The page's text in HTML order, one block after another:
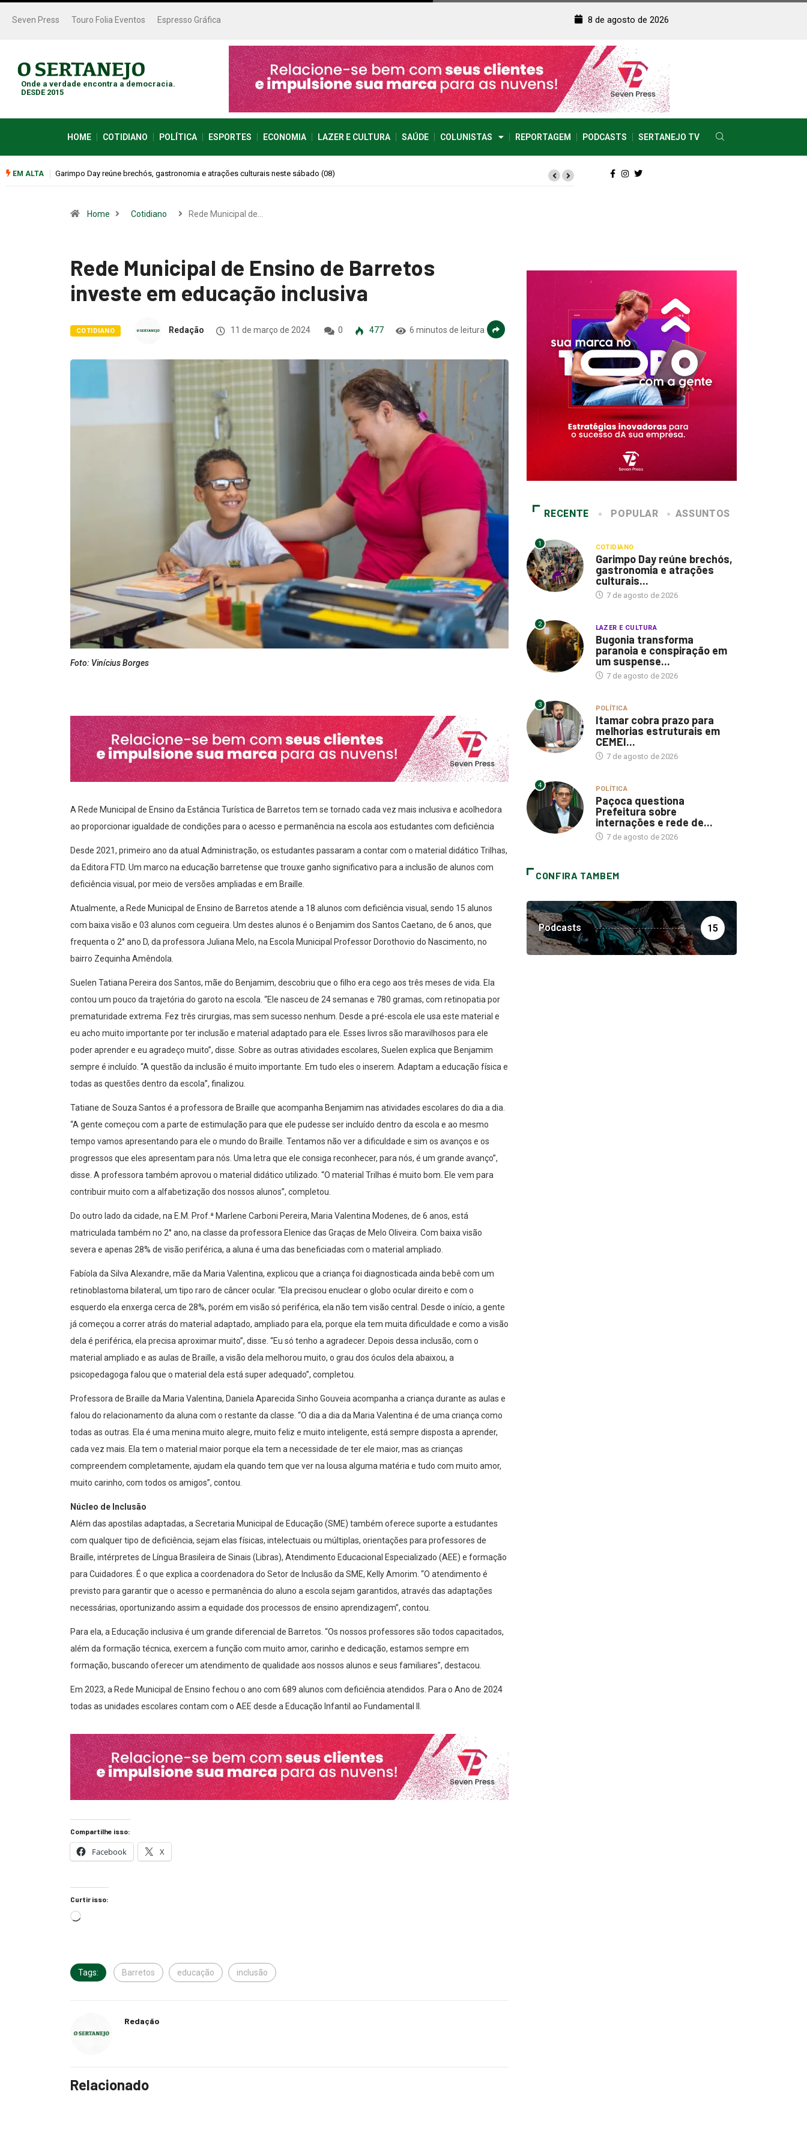
Seven Press Touro Folia Eventos Espresso Gráfica 8 de agosto de 2026
Onde a verdade encontra a democracia.
DESDE 2015
HOME COTIDIANO POLÍTICA ESPORTES ECONOMIA LAZER E CULTURA SAÚDE COLUNISTAS REPORTAGEM PODCASTS SERTANEJO TV
EM ALTA Bugonia transforma paranoia e conspiração em um suspense imprevisível
Home Cotidiano Rede Municipal de…
Rede Municipal de Ensino de Barretos
investe em educação inclusiva
COTIDIANO Redação 11 de março de 2024 0 477 6 minutos de leitura
Foto: Vinícius Borges
A Rede Municipal de Ensino da Estância Turística de Barretos tem se tornado cada vez mais inclusiva e acolhedora
ao proporcionar igualdade de condições para o acesso e permanência na escola aos estudantes com deficiência
Desde 2021, primeiro ano da atual Administração, os estudantes passaram a contar com o material didático Trilhas,
da Editora FTD. Um marco na educação barretense que trouxe ganho significativo para a inclusão de alunos com
deficiência visual, por meio de versões ampliadas e em Braille.
Atualmente, a Rede Municipal de Ensino de Barretos atende a 18 alunos com deficiência visual, sendo 15 alunos
com baixa visão e 03 alunos com cegueira. Um destes alunos é o Benjamim dos Santos Caetano, de 6 anos, que
frequenta o 2° ano D, da professora Juliana Melo, na Escola Municipal Professor Dorothovio do Nascimento, no
bairro Zequinha Amêndola.
Suelen Tatiana Pereira dos Santos, mãe do Benjamim, descobriu que o filho era cego aos três meses de vida. Ela
contou um pouco da trajetória do garoto na escola. “Ele nasceu de 24 semanas e 780 gramas, com retinopatia por
prematuridade extrema. Fez três cirurgias, mas sem sucesso nenhum. Desde a pré-escola ele usa este material e
eu acho muito importante por ter inclusão e material adaptado para ele. Esses livros são maravilhosos para ele
poder aprender e eu agradeço muito”, disse. Sobre as outras atividades escolares, Suelen explica que Benjamim
sempre é incluído. “A questão da inclusão é muito importante. Em tudo eles o inserem. Adaptam a educação física e
todas as questões dentro da escola”, finalizou.
Tatiane de Souza Santos é a professora de Braille que acompanha Benjamim nas atividades escolares do dia a dia.
“A gente começou com a parte de estimulação para que ele pudesse ser incluído dentro da escola e ao mesmo
tempo vamos apresentando para ele o mundo do Braille. Tentamos não ver a dificuldade e sim os avanços e os
progressos que eles apresentam para nós. Uma letra que ele consiga reconhecer, para nós, é um grande avanço”,
disse. A professora também aprovou o material didático utilizado. “O material Trilhas é muito bom. Ele vem para
contribuir muito com a alfabetização dos nossos alunos”, completou.
Do outro lado da cidade, na E.M. Prof.ª Marlene Carboni Pereira, Maria Valentina Modenes, de 6 anos, está
matriculada também no 2° ano, na classe da professora Elenice das Graças de Melo Oliveira. Com baixa visão
severa e apenas 28% de visão periférica, a aluna é uma das beneficiadas com o material ampliado.
Fabíola da Silva Alexandre, mãe da Maria Valentina, explicou que a criança foi diagnosticada ainda bebê com um
retinoblastoma bilateral, um tipo raro de câncer ocular. “Ela precisou enuclear o globo ocular direito e com o
esquerdo ela enxerga cerca de 28%, porém em visão só periférica, ela não tem visão central. Desde o início, a gente
já começou a correr atrás do material adaptado, ampliado para ela, porque ela tem muita dificuldade e como a visão
dela é periférica, ela precisa aproximar muito”, disse. “Eu só tenho a agradecer. Depois dessa inclusão, com o
material ampliado e as aulas de Braille, a visão dela melhorou muito, o grau dos óculos dela abaixou, a
psicopedagoga falou que o material dela está super adequado”, completou.
Professora de Braille da Maria Valentina, Daniela Aparecida Sinho Gouveia acompanha a criança durante as aulas e
falou do relacionamento da aluna com o restante da classe. “O dia a dia da Maria Valentina é de uma criança como
todas as outras. Ela é uma menina muito alegre, muito feliz e muito inteligente, está sempre disposta a aprender,
cada vez mais. Ela tem o material maior porque ela tem a necessidade de ter ele maior, mas as crianças
compreendem completamente, ajudam ela quando tem que ver na lousa alguma matéria e tudo com muito amor,
muito carinho, com todos os amigos”, contou.
Núcleo de Inclusão
Além das apostilas adaptadas, a Secretaria Municipal de Educação (SME) também oferece suporte a estudantes
com qualquer tipo de deficiência, sejam elas físicas, intelectuais ou múltiplas, orientações para professores de
Braille, intérpretes de Língua Brasileira de Sinais (Libras), Atendimento Educacional Especializado (AEE) e formação
para Cuidadores. É o que explica a coordenadora do Setor de Inclusão da SME, Kelly Amorim. “O atendimento é
previsto para garantir que o acesso e permanência do aluno a escola sejam garantidos, através das adaptações
necessárias, oportunizando assim a equidade dos processos de ensino aprendizagem”, contou.
Para ela, a Educação inclusiva é um grande diferencial de Barretos. “Os nossos professores são todos capacitados,
além da formação técnica, exercem a função com muito amor, carinho e dedicação, estamos sempre em
formação, buscando oferecer um atendimento de qualidade aos nossos alunos e seus familiares”, destacou.
Em 2023, a Rede Municipal de Ensino fechou o ano com 689 alunos com deficiência atendidos. Para o Ano de 2024
todas as unidades escolares contam com o AEE desde a Educação Infantil ao Fundamental II.
Compartilhe isso:
Facebook X
Curtir isso:
Tags: Barretos educação inclusão
Redação
Relacionado
RECENTE POPULAR ASSUNTOS
1 COTIDIANO
Garimpo Day reúne brechós,
gastronomia e atrações
culturais...
7 de agosto de 2026
2 LAZER E CULTURA
Bugonia transforma
paranoia e conspiração em
um suspense...
7 de agosto de 2026
3 POLÍTICA
Itamar cobra prazo para
melhorias estruturais em
CEMEI...
7 de agosto de 2026
4 POLÍTICA
Paçoca questiona
Prefeitura sobre
internações e rede de...
7 de agosto de 2026
CONFIRA TAMBEM
Podcasts 15